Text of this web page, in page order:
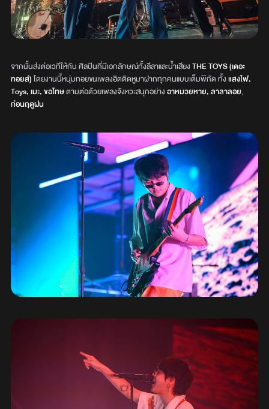
จากนั้นส่งต่อเวทีให้กับ ศิลปินที่มีเอกลักษณ์ทั้งลีลาและน้ำเสียงTHE TOYS (เดอะ
ทอยส์)โดยงานนี้หนุ่มทอยขนเพลงฮิตติดหูมาฝากทุกคนแบบเต็มพิกัด ทั้งแสงไฟ,
Toys, เมะ, ขอโทษตามต่อด้วยเพลงจังหวะสนุกอย่างอาหมวยหาย, ลาลาลอย,
ก่อนฤดูฝน